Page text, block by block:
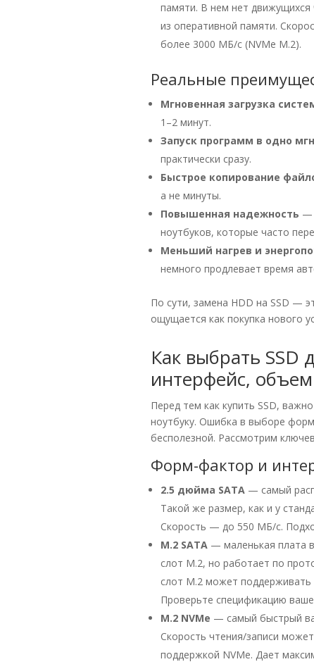
памяти. В нем нет движущихся
из оперативной памяти.
более 3000 МБ/с (NVMe M.2).
Реальные
Мгновенная загрузка
1–2 минут.
Запуск программ в одно
практически сразу.
Быстрое копирование
а не минуты.
Повышенная надежность —
ноутбуков, которые часто
Меньший нагрев и
немного продлевает время
По сути, замена HDD на SSD —
ощущается как покупка нового
Как выбрать SSD
интерфейс, объем
Перед тем как купить SSD,
ноутбуку. Ошибка в выборе
бесполезной. Рассмотрим
Форм-фактор и
2.5 дюйма SATA— самый
Такой же размер, как и у
Скорость — до 550 МБ/с.
M.2 SATA— маленькая плата в
слот M.2, но работает по
слот M.2 может
Проверьте спецификацию
M.2 NVMe — самый быстрый
Скорость чтения/записи
поддержкой NVMe. Дает